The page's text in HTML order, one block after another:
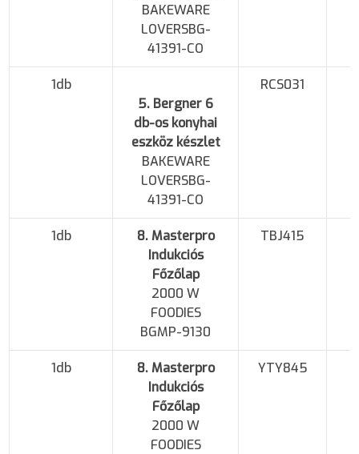
BAKEWARE
LOVERSBG-
41391-CO
1db
5. Bergner 6
db-os konyhai
eszköz készlet
BAKEWARE
LOVERSBG-
41391-CO
RCS031
1db
8. Masterpro
Indukciós
Főzőlap
2000 W
FOODIES
BGMP-9130
TBJ415
1db
8. Masterpro
Indukciós
Főzőlap
2000 W
FOODIES
YTY845